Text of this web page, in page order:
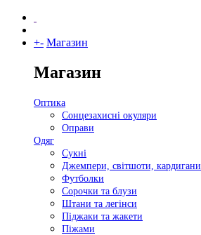
+- Магазин
Магазин
Оптика
Сонцезахисні окуляри
Оправи
Одяг
Сукні
Джемпери, світшоти, кардигани
Футболки
Сорочки та блузи
Штани та легінси
Піджаки та жакети
Піжами